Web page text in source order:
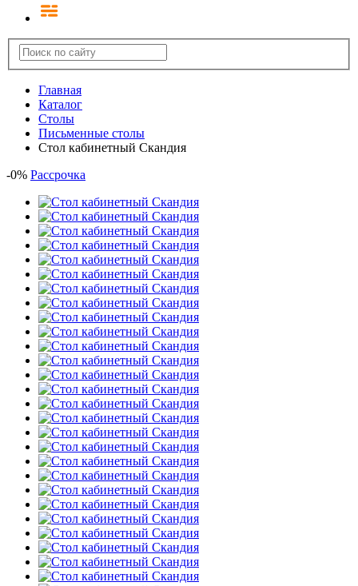
Главная
Каталог
Столы
Письменные столы
Стол кабинетный Скандия
-0% Рассрочка